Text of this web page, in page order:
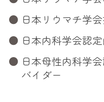
日本リウマチ学
日本内科学会認
日本母性内科学
バイダー